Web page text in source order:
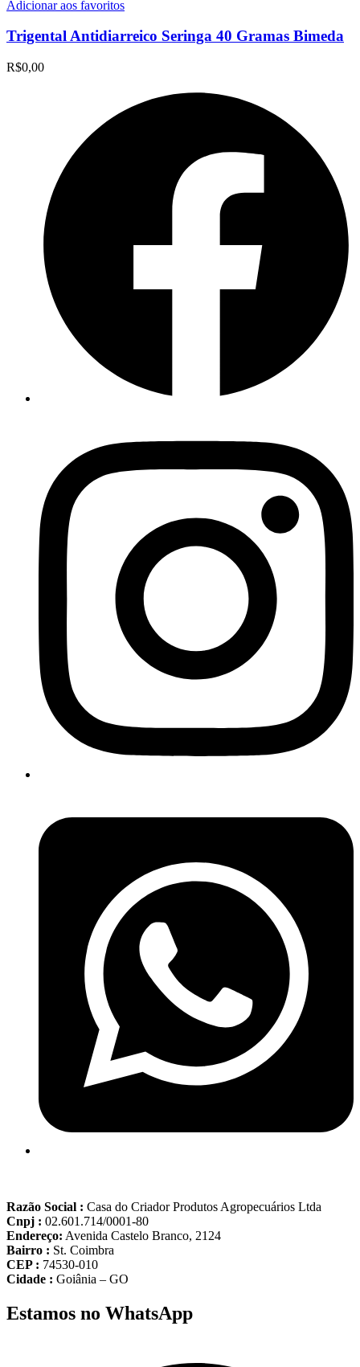
Adicionar aos favoritos
Trigental Antidiarreico Seringa 40 Gramas Bimeda
R$0,00
Razão Social : Casa do Criador Produtos Agropecuários Ltda
Cnpj : 02.601.714/0001-80
Endereço: Avenida Castelo Branco, 2124
Bairro : St. Coimbra
CEP : 74530-010
Cidade : Goiânia – GO
Estamos no WhatsApp